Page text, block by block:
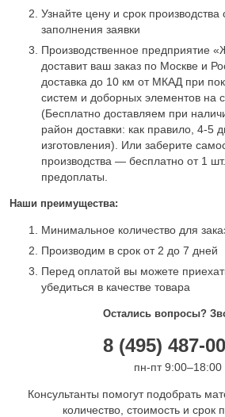
Узнайте цену и срок производства
заполнения заявки
Производственное предприятие
доставит ваш заказ по Москве и
доставка до 10 км от МКАД при
систем и доборных элементов на
(Бесплатно доставляем при
район доставки: как правило, 4-5
изготовления). Или заберите
производства — бесплатно от 1
предоплаты.
Наши преимущества:
Минимальное количество для
Производим в срок от 2 до 7 дней
Перед оплатой вы можете
убедиться в качестве товара
Остались вопросы?
8 (495) 487-
пн-пт 9:00–18:00
Консультанты помогут подобрать
количество, стоимость и срок